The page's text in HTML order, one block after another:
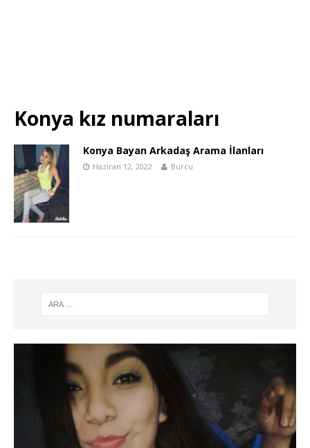
Konya kız numaraları
Konya Bayan Arkadaş Arama İlanları
Haziran 12, 2022 Burcu